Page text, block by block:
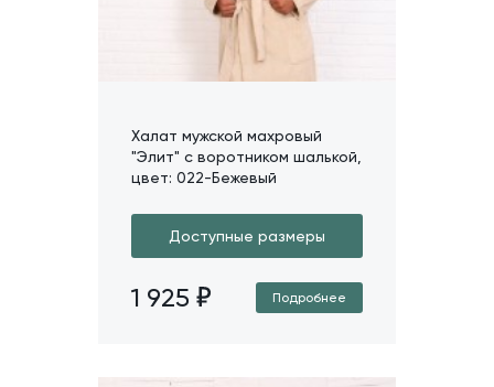
Халат мужской махровый
"Элит" с воротником шалькой,
цвет: 022-Бежевый
Доступные размеры
1 925 Подробнее